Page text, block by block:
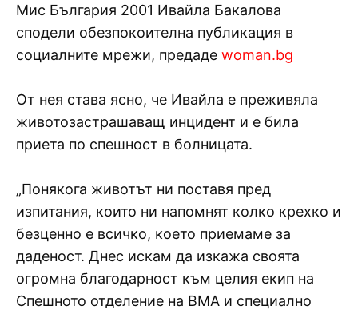
Мис България 2001 Ивайла Бакалова
сподели обезпокоителна публикация в
социалните мрежи, предаде woman.bg
От нея става ясно, че Ивайла е преживяла
животозастрашаващ инцидент и е била
приета по спешност в болницата.
„Понякога животът ни поставя пред
изпитания, които ни напомнят колко крехко и
безценно е всичко, което приемаме за
даденост. Днес искам да изкажа своята
огромна благодарност към целия екип на
Спешното отделение на ВМА и специално